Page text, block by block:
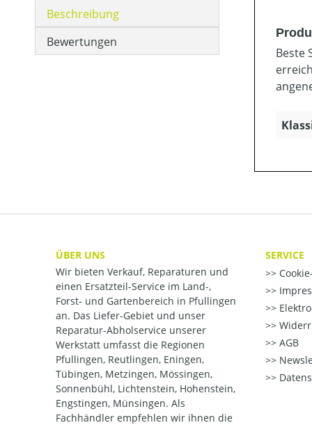
Beschreibung
Bewertungen
Beste
ÜBER UNS
Wir bieten Verkauf, Reparaturen und
einen Ersatzteil-Service im Land-,
Forst- und Gartenbereich in Pfullingen
an. Das Liefer-Gebiet und unser
Reparatur-Abholservice unserer
Werkstatt umfasst die Regionen
Pfullingen, Reutlingen, Eningen,
Tübingen, Metzingen, Mössingen,
Sonnenbühl, Lichtenstein, Hohenstein,
Engstingen, Münsingen. Als
Fachhändler empfehlen wir ihnen die
SERVICE
AGB